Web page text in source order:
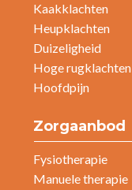
Kaakklachten
Heupklachten
Duizeligheid
Hoge rugklachten
Hoofdpijn
Zorgaanbod
Fysiotherapie
Manuele therapie